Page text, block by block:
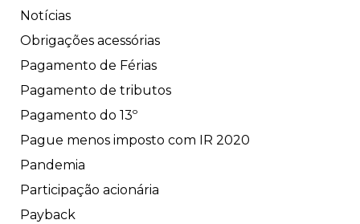
Notícias
Obrigações acessórias
Pagamento de Férias
Pagamento de tributos
Pagamento do 13º
Pague menos imposto com IR 2020
Pandemia
Participação acionária
Payback